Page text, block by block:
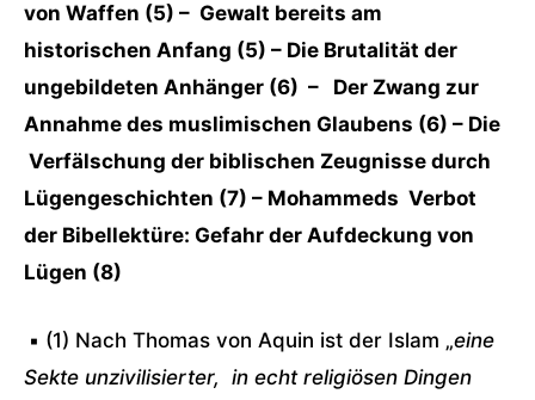
von Waffen (5) – Gewalt bereits am
historischen Anfang (5) – Die Brutalität der
ungebildeten Anhänger (6) – Der Zwang zur
Annahme des muslimischen Glaubens (6) – Die
Verfälschung der biblischen Zeugnisse durch
Lügengeschichten (7) – Mohammeds Verbot
der Bibellektüre: Gefahr der Aufdeckung von
Lügen (8)
▪ (1) Nach Thomas von Aquin ist der Islam „eine
Sekte unzivilisierter, in echt religiösen Dingen